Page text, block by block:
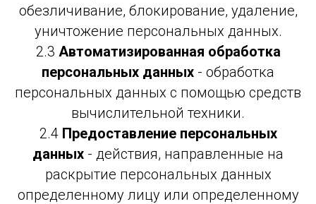
обезличивание, блокирование, удаление,
уничтожение персональных данных.
2.3 Автоматизированная обработка
персональных данных - обработка
персональных данных с помощью средств
вычислительной техники.
2.4 Предоставление персональных
данных - действия, направленные на
раскрытие персональных данных
определенному лицу или определенному